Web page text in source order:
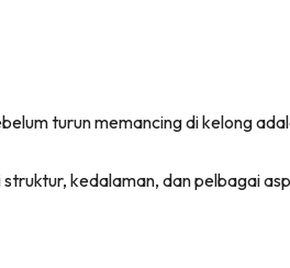
turun memancing di kelong
kedalaman, dan pelbagai